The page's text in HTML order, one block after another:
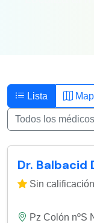
Lista
Todos los médicos
Dr. Balbacid
Sin
Pz Colón nºS